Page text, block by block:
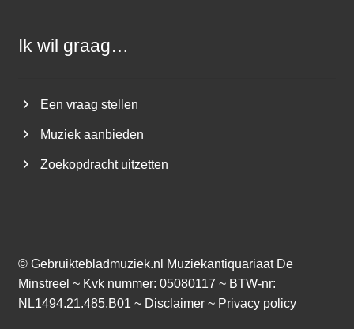
Ik wil graag…
Een vraag stellen
Muziek aanbieden
Zoekopdracht uitzetten
© Gebruiktebladmuziek.nl
Muziekantiquariaat De
Minstreel ~ Kvk nummer: 05080117 ~ BTW-nr:
NL1494.21.485.B01 ~ Disclaimer~ Privacy policy